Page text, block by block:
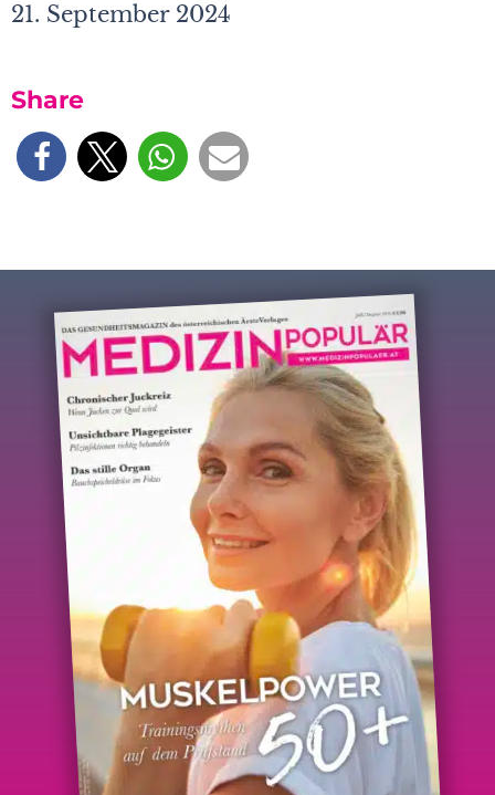
21. September 2024
Share